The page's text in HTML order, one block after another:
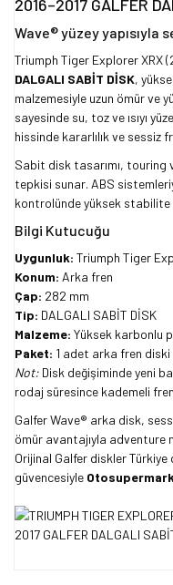
2016–2017 GALFER
Wave® yüzey yapısıyla
Triumph Tiger Explorer XRX
DALGALI SABİT DİSK,
malzemesiyle uzun ömür ve
sayesinde su, toz ve ısıyı
hissinde kararlılık ve sessiz
Sabit disk tasarımı, touring
tepkisi sunar. ABS
kontrolünde yüksek stabilite
Bilgi Kutucuğu
Uygunluk: Triumph Tiger
Konum: Arka fren
Çap: 282 mm
Tip: DALGALI SABİT DİSK
Malzeme: Yüksek karbonlu
Paket: 1 adet arka fren diski
Not: Disk değişiminde yeni
rodaj süresince kademeli
Galfer Wave® arka disk,
ömür avantajıyla adventure
Orijinal Galfer diskler
güvencesiyle